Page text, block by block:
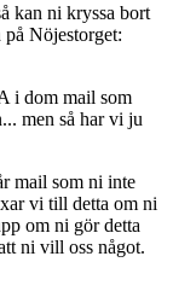
kan ni kryssa bort
på Nöjestorget:
i dom mail som
men så har vi ju
mail som ni inte
vi till detta om ni
om ni gör detta
ni vill oss något.